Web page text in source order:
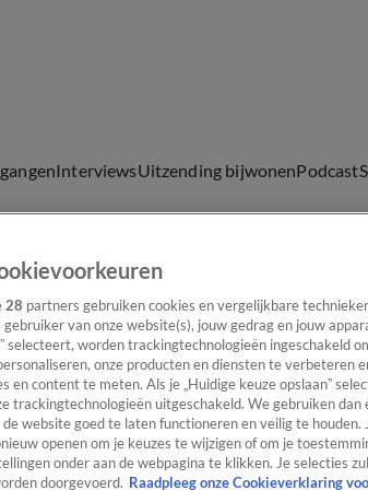
InterviewsUitzending bijwonenPodcast
28 partners gebruiken cookies en vergelijkbare
gebruiker van onze website(s), jouw gedrag en jouw
selecteert, worden trackingtechnologieën ingeschakeld
onze producten en diensten te verbeteren
en content te meten. Als je „Huidige keuze opslaan”
trackingtechnologieën uitgeschakeld. We gebruiken dan
de website goed te laten functioneren en veilig te houden.
openen om je keuzes te wijzigen of om je
onder aan de webpagina te klikken. Je selecties
doorgevoerd. Raadpleeg onze Cookieverklaring